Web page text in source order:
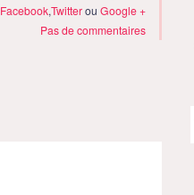
Facebook,TwitterouGoogle +
Pas de commentaires